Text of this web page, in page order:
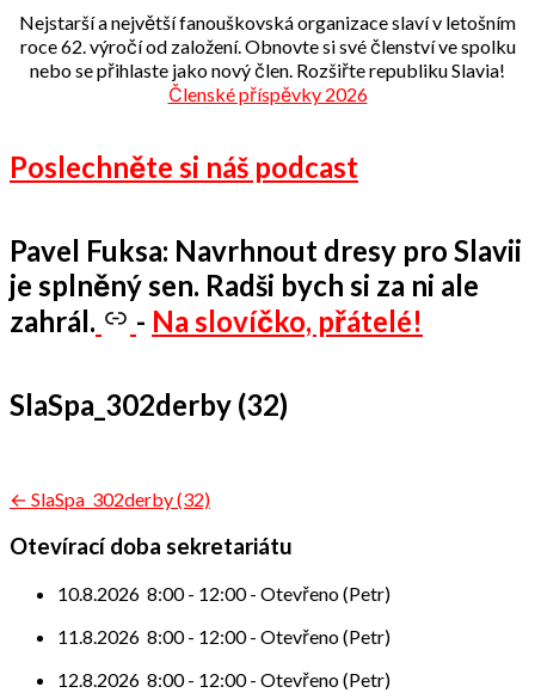
Nejstarší a největší fanouškovská organizace slaví v letošním
roce 62. výročí od založení. Obnovte si své členství ve spolku
nebo se přihlaste jako nový člen. Rozšiřte republiku Slavia!
Členské příspěvky 2026
Poslechněte si náš podcast
Pavel Fuksa: Navrhnout dresy pro Slavii
je splněný sen. Radši bych si za ni ale
zahrál.
- Na slovíčko, přátelé!
SlaSpa_302derby (32)
Navigace
pro
← SlaSpa_302derby (32)
Otevírací doba sekretariátu
10.8.2026 8:00- 12:00- Otevřeno (Petr)
11.8.2026 8:00- 12:00- Otevřeno (Petr)
12.8.2026 8:00- 12:00- Otevřeno (Petr)